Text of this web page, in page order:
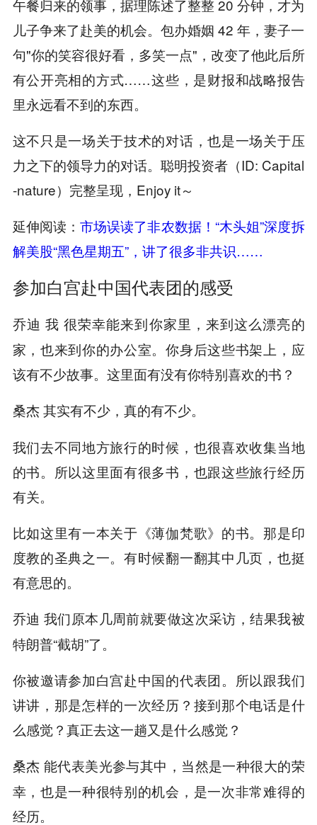
午餐归来的领事，据理陈述了整整 20 分钟，才为
儿子争来了赴美的机会。包办婚姻 42 年，妻子一
句"你的笑容很好看，多笑一点"，改变了他此后所
有公开亮相的方式……这些，是财报和战略报告
里永远看不到的东西。
这不只是一场关于技术的对话，也是一场关于压
力之下的领导力的对话。聪明投资者（ID: Capital
-nature）完整呈现，Enjoy it～
延伸阅读： 市场误读了非农数据！“木头姐”深度拆
解美股“黑色星期五”，讲了很多非共识……
参加白宫赴中国代表团的感受
乔迪 我 很荣幸能来到你家里，来到这么漂亮的
家，也来到你的办公室。你身后这些书架上，应
该有不少故事。这里面有没有你特别喜欢的书？
桑杰其实有不少，真的有不少。
我们去不同地方旅行的时候，也很喜欢收集当地
的书。所以这里面有很多书，也跟这些旅行经历
有关。
比如这里有一本关于《薄伽梵歌》的书。那是印
度教的圣典之一。有时候翻一翻其中几页，也挺
有意思的。
乔迪 我们原本几周前就要做这次采访，结果我被
特朗普“截胡”了。
你被邀请参加白宫赴中国的代表团。所以跟我们
讲讲，那是怎样的一次经历？接到那个电话是什
么感觉？真正去这一趟又是什么感觉？
桑杰 能代表美光参与其中，当然是一种很大的荣
幸，也是一种很特别的机会，是一次非常难得的
经历。